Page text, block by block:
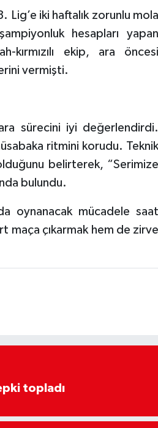
Lig’e iki haftalık zorunlu mola
hesapları yapan
kırmızılı ekip, ara öncesi
vermişti.
sürecini iyi değerlendirdi.
ritmini korudu.
belirterek, “Serimize
bulundu.
oynanacak mücadele saat
maça çıkarmak hem de zirve
topladı